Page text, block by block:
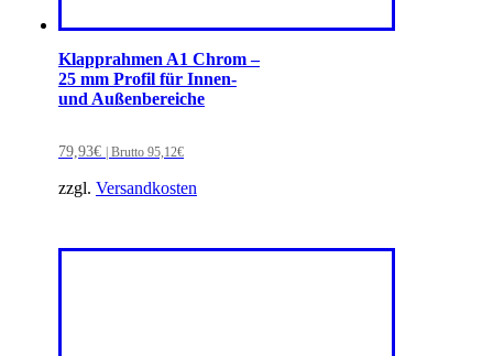
Klapprahmen A1 Chrom –
25 mm Profil für Innen-
und Außenbereiche
79,93€ | Brutto 95,12€
zzgl. Versandkosten